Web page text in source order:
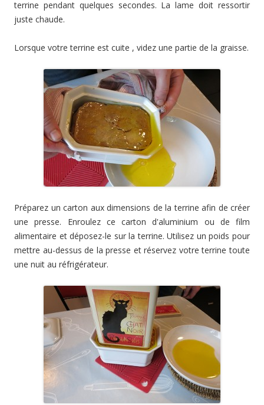
terrine pendant quelques secondes. La lame doit ressortir
juste chaude.
Lorsque votre terrine est cuite , videz une partie de la graisse.
Préparez un carton aux dimensions de la terrine afin de créer
une presse. Enroulez ce carton d'aluminium ou de film
alimentaire et déposez-le sur la terrine. Utilisez un poids pour
mettre au-dessus de la presse et réservez votre terrine toute
une nuit au réfrigérateur.